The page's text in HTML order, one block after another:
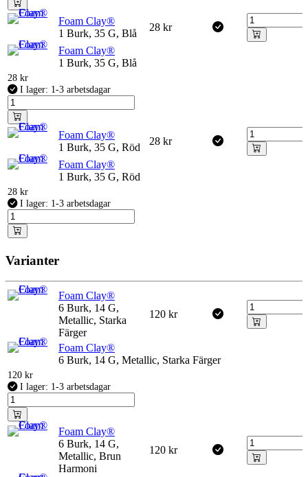
Foam Clay®
1 Burk, 35 G, Blå
28 kr
Foam Clay®
1 Burk, 35 G, Blå
28 kr
I lager: 1-3 arbetsdagar
Foam Clay®
1 Burk, 35 G, Röd
28 kr
Foam Clay®
1 Burk, 35 G, Röd
28 kr
I lager: 1-3 arbetsdagar
Varianter
Foam Clay®
6 Burk, 14 G,
Metallic, Starka
Färger
120 kr
Foam Clay®
6 Burk, 14 G, Metallic, Starka Färger
120 kr
I lager: 1-3 arbetsdagar
Foam Clay®
6 Burk, 14 G,
Metallic, Brun
Harmoni
120 kr